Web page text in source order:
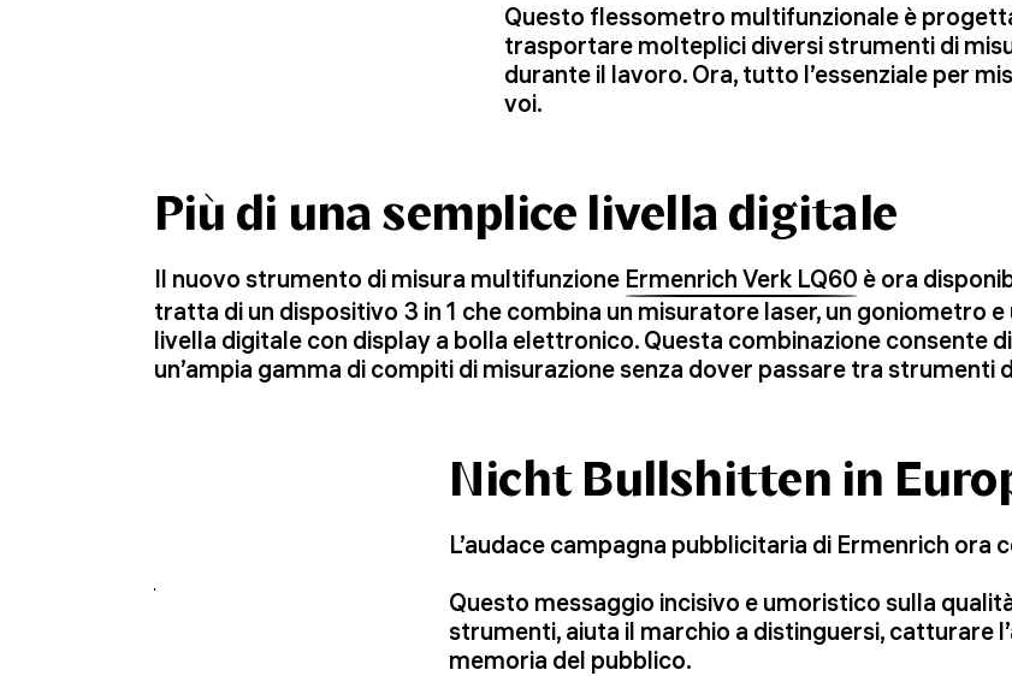
Questo flessometro multifunzionale è
trasportare molteplici diversi strumenti di
durante il lavoro. Ora, tutto l’essenziale per
voi.
Più di una semplice livella digitale
Il nuovo strumento di misura multifunzione Ermenrich Verk LQ60 è ora
tratta di un dispositivo 3 in 1 che combina un misuratore laser, un goniometro e
livella digitale con display a bolla elettronico. Questa combinazione consente
un’ampia gamma di compiti di misurazione senza dover passare tra strumenti
Nicht Bullshitten in
L’audace campagna pubblicitaria di Ermenrich
Questo messaggio incisivo e umoristico sulla
strumenti, aiuta il marchio a distinguersi, catturare
memoria del pubblico.